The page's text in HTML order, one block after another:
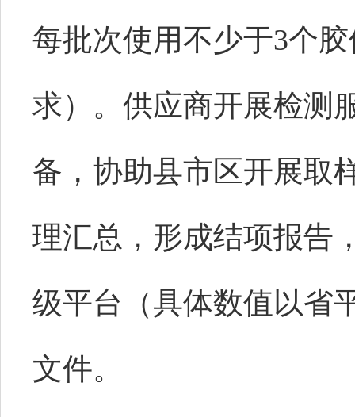
每批次使用不少于3个
求）。供应商开展检测
备，协助县市区开展取
理汇总，形成结项报告
级平台（具体数值以省
文件。